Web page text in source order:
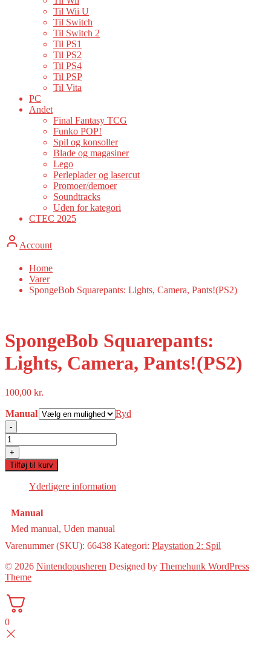
Til Wii U
Til Switch
Til Switch 2
Til PS1
Til PS2
Til PS4
Til PSP
Til Vita
PC
Andet
Final Fantasy TCG
Funko POP!
Spil og konsoller
Blade og magasiner
Lego
Perleplader og lasercut
Promoer/demoer
Soundtracks
Uden for kategori
CTEC 2025
Account
Home
Varer
SpongeBob Squarepants: Lights, Camera, Pants!(PS2)
SpongeBob Squarepants:
Lights, Camera, Pants!(PS2)
100,00 kr.
Manual Ryd
-
SpongeBob
Squarepants:
Lights,
Camera,
+
Tilføj til kurv
Yderligere information
Manual
Med manual, Uden manual
Varenummer (SKU): 66438 Kategori: Playstation 2: Spil
© 2026 Nintendopusheren Designed by Themehunk WordPress
Theme
0